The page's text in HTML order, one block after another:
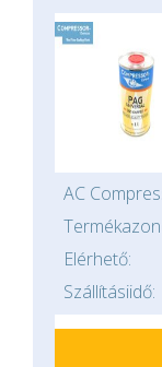
AC
Elérhető:
Szállításiidő: